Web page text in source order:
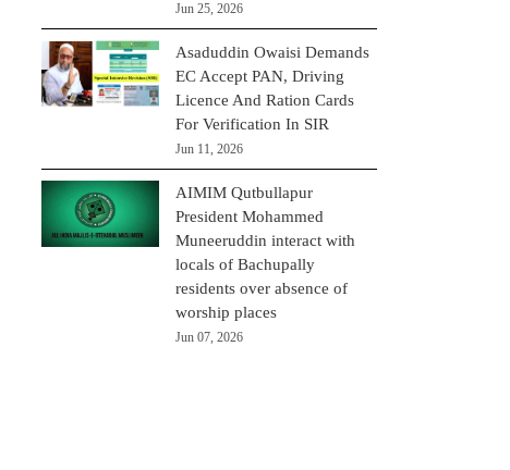
Jun 25, 2026
Asaduddin Owaisi Demands
EC Accept PAN, Driving
Licence And Ration Cards
For Verification In SIR
Jun 11, 2026
AIMIM Qutbullapur
President Mohammed
Muneeruddin interact with
locals of Bachupally
residents over absence of
worship places
Jun 07, 2026